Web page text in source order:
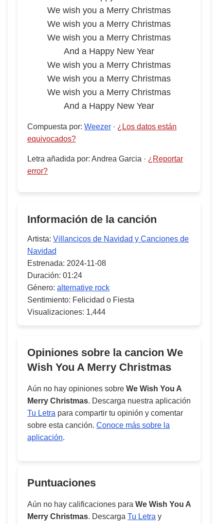
We wish you a Merry Christmas
We wish you a Merry Christmas
We wish you a Merry Christmas
And a Happy New Year
We wish you a Merry Christmas
We wish you a Merry Christmas
We wish you a Merry Christmas
And a Happy New Year
Compuesta por: Weezer · ¿Los datos están
equivocados?
Letra añadida por: Andrea Garcia · ¿Reportar
error?
Información de la canción
Artista: Villancicos de Navidad y Canciones de
Navidad
Estrenada: 2024-11-08
Duración: 01:24
Género: alternative rock
Sentimiento: Felicidad o Fiesta
Visualizaciones: 1,444
Opiniones sobre la cancion We
Wish You A Merry Christmas
Aún no hay opiniones sobre We Wish You A
Merry Christmas. Descarga nuestra aplicación
Tu Letra para compartir tu opinión y comentar
sobre esta canción. Conoce más sobre la
aplicación.
Puntuaciones
Aún no hay calificaciones para We Wish You A
Merry Christmas. Descarga Tu Letra y